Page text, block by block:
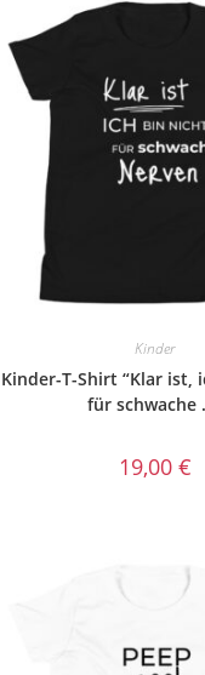
Kinder
Kinder-T-Shirt “Klar ist,
für schwache
19,00 €